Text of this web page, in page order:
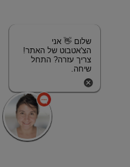
שלום 👋 אני
הצ'אטבוט של האתר!
צריך עזרה? התחל
שיחה.